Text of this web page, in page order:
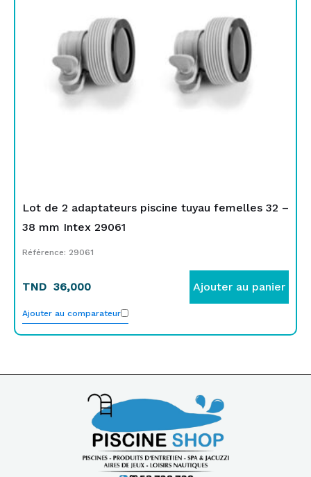
Lot de 2 adaptateurs piscine tuyau femelles 32 –
38 mm Intex 29061
Référence: 29061
TND 36,000 Ajouter au panier
Ajouter au comparateur